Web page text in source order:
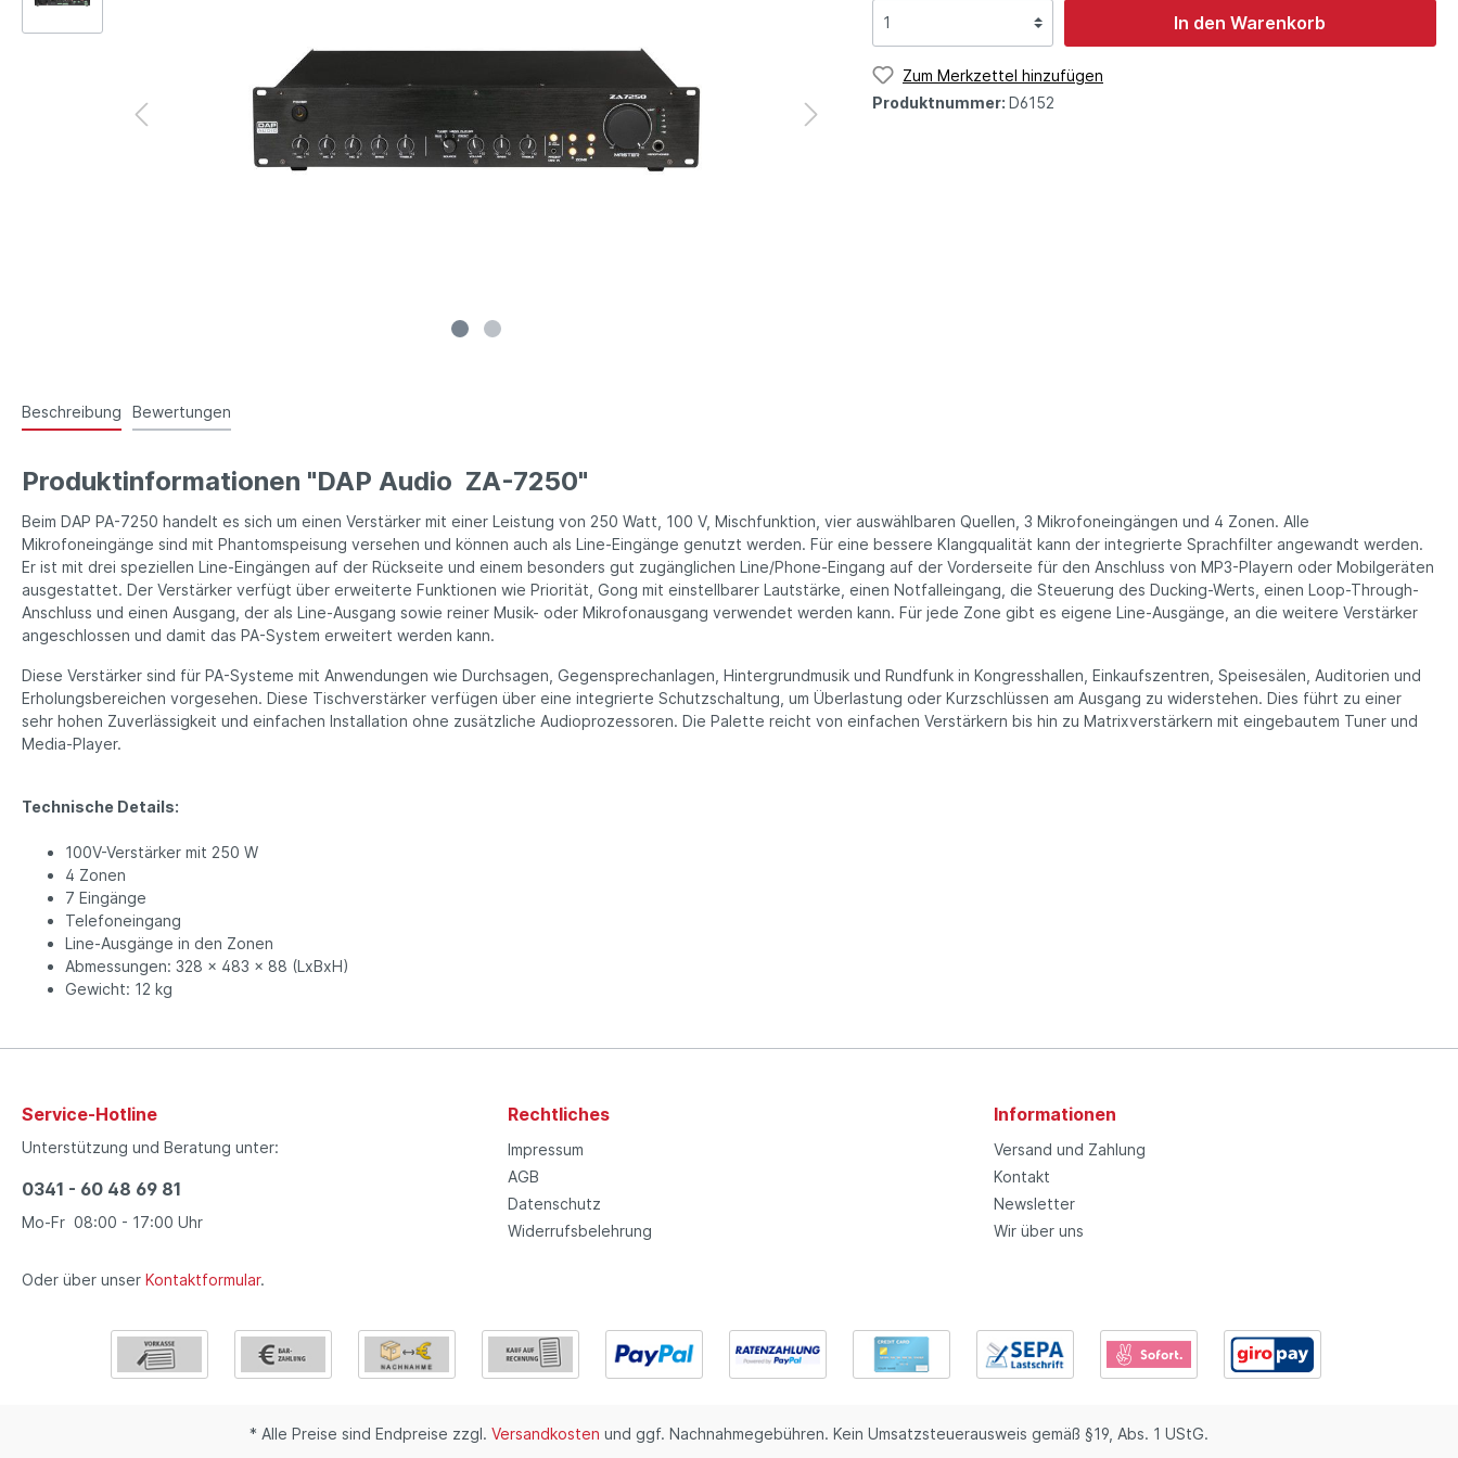
In den Warenkorb
Zum Merkzettel hinzufügen
Produktnummer: D6152
Beschreibung Bewertungen
Produktinformationen "DAP Audio ZA-7250"
Beim DAP PA-7250 handelt es sich um einen Verstärker mit einer Leistung von 250 Watt, 100 V, Mischfunktion, vier auswählbaren Quellen, 3 Mikrofoneingängen und 4 Zonen. Alle
Mikrofoneingänge sind mit Phantomspeisung versehen und können auch als Line-Eingänge genutzt werden. Für eine bessere Klangqualität kann der integrierte Sprachfilter angewandt werden.
Er ist mit drei speziellen Line-Eingängen auf der Rückseite und einem besonders gut zugänglichen Line/Phone-Eingang auf der Vorderseite für den Anschluss von MP3-Playern oder Mobilgeräten
ausgestattet. Der Verstärker verfügt über erweiterte Funktionen wie Priorität, Gong mit einstellbarer Lautstärke, einen Notfalleingang, die Steuerung des Ducking-Werts, einen Loop-Through-
Anschluss und einen Ausgang, der als Line-Ausgang sowie reiner Musik- oder Mikrofonausgang verwendet werden kann. Für jede Zone gibt es eigene Line-Ausgänge, an die weitere Verstärker
angeschlossen und damit das PA-System erweitert werden kann.
Diese Verstärker sind für PA-Systeme mit Anwendungen wie Durchsagen, Gegensprechanlagen, Hintergrundmusik und Rundfunk in Kongresshallen, Einkaufszentren, Speisesälen, Auditorien und
Erholungsbereichen vorgesehen. Diese Tischverstärker verfügen über eine integrierte Schutzschaltung, um Überlastung oder Kurzschlüssen am Ausgang zu widerstehen. Dies führt zu einer
sehr hohen Zuverlässigkeit und einfachen Installation ohne zusätzliche Audioprozessoren. Die Palette reicht von einfachen Verstärkern bis hin zu Matrixverstärkern mit eingebautem Tuner und
Media-Player.
Technische Details:
100V-Verstärker mit 250 W
4 Zonen
7 Eingänge
Telefoneingang
Line-Ausgänge in den Zonen
Abmessungen: 328 x 483 x 88 (LxBxH)
Gewicht: 12 kg
Service-Hotline
Unterstützung und Beratung unter:
0341 - 60 48 69 81
Mo-Fr 08:00 - 17:00 Uhr
Oder über unser Kontaktformular.
Rechtliches
Impressum
AGB
Datenschutz
Widerrufsbelehrung
Informationen
Versand und Zahlung
Kontakt
Newsletter
Wir über uns
* Alle Preise sind Endpreise zzgl. Versandkosten und ggf. Nachnahmegebühren. Kein Umsatzsteuerausweis gemäß §19, Abs. 1 UStG.